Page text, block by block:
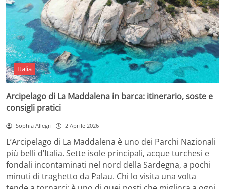
Italia
Arcipelago di La Maddalena in barca: itinerario, soste e
consigli pratici
Sophia Allegri 2 Aprile 2026
L’Arcipelago di La Maddalena è uno dei Parchi Nazionali
più belli d’Italia. Sette isole principali, acque turchesi e
fondali incontaminati nel nord della Sardegna, a pochi
minuti di traghetto da Palau. Chi lo visita una volta